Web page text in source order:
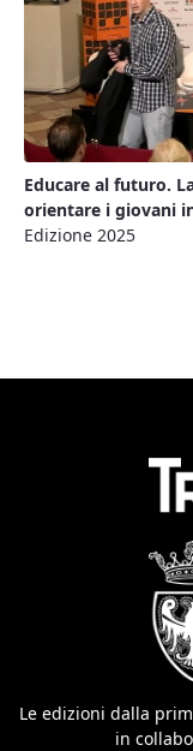
Educare al futuro.
orientare i giovani
Edizione 2025
Le edizioni dalla
in